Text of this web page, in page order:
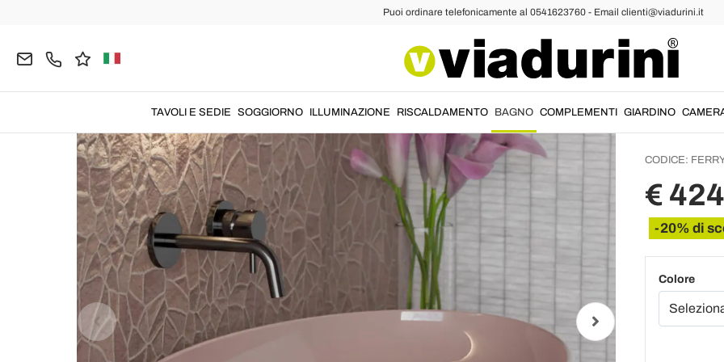
Puoi ordinare telefonicamente al 0541623760 - Email clienti@viadurini.it
TAVOLI E SEDIE SOGGIORNO ILLUMINAZIONE RISCALDAMENTO BAGNO COMPLEMENTI GIARDINO
Made
CODICE:
€
-20% di
Colore